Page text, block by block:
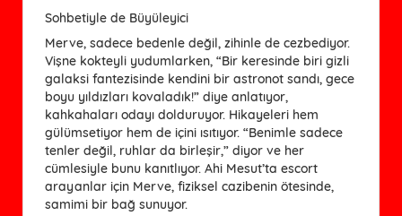
Sohbetiyle de Büyüleyici
Merve, sadece bedenle değil, zihinle de cezbediyor.
Vişne kokteyli yudumlarken, “Bir keresinde biri gizli
galaksi fantezisinde kendini bir astronot sandı, gece
boyu yıldızları kovaladık!” diye anlatıyor,
kahkahaları odayı dolduruyor. Hikayeleri hem
gülümsetiyor hem de içini ısıtıyor. “Benimle sadece
tenler değil, ruhlar da birleşir,” diyor ve her
cümlesiyle bunu kanıtlıyor. Ahi Mesut’ta escort
arayanlar için Merve, fiziksel cazibenin ötesinde,
samimi bir bağ sunuyor.